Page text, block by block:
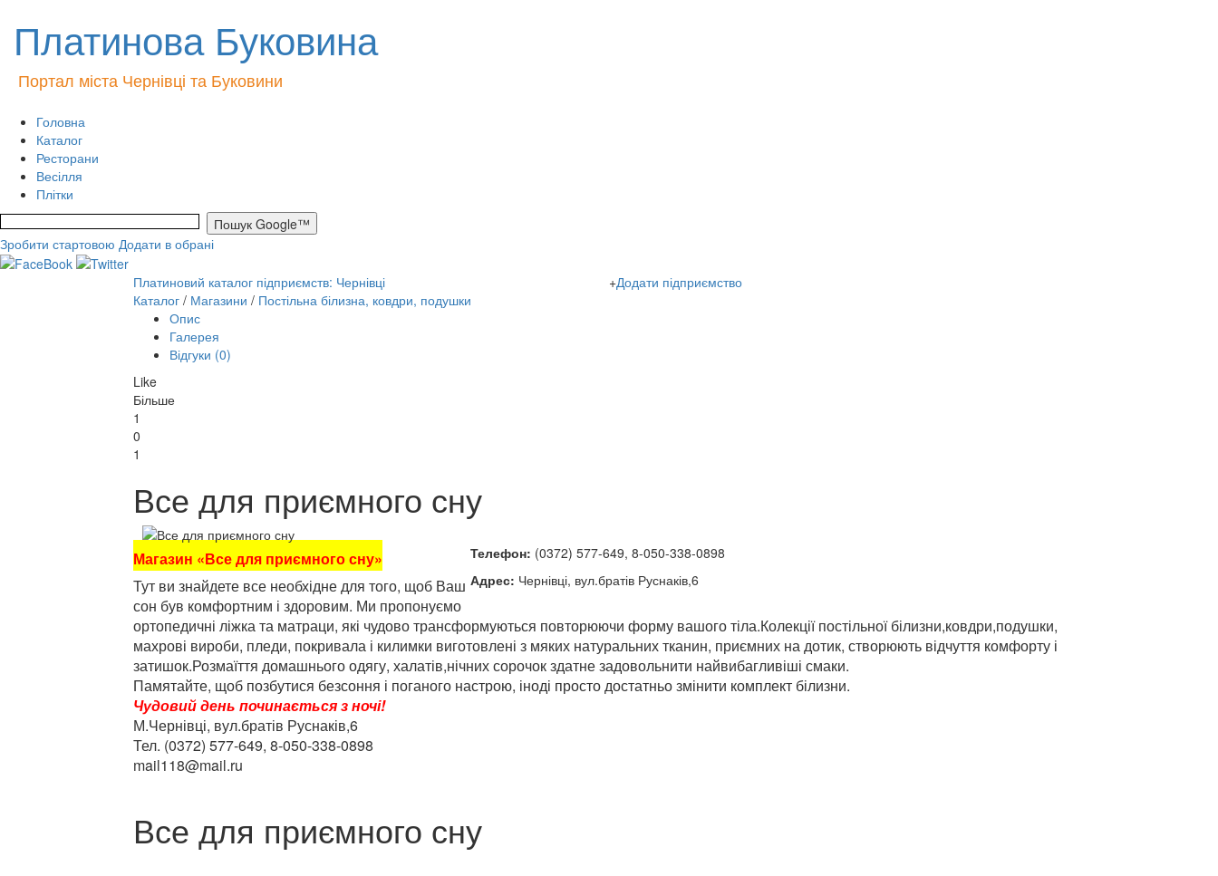
Платинова Буковина
Портал міста Чернівці та Буковини
Головна
Каталог
Ресторани
Весілля
Плітки
Зробити стартовою Додати в обрані
Платиновий каталог підприємств: Чернівці +Додати підприємство
Каталог / Магазини / Постільна білизна, ковдри, подушки
Опис
Галерея
Відгуки (0)
Like
Більше
1
0
1
Все для приємного сну
Телефон: (0372) 577-649, 8-050-338-0898
Адрес: Чернівці, вул.братів Руснаків,6
Магазин «Все для приємного сну»
Тут ви знайдете все необхідне для того, щоб Ваш
сон був комфортним і здоровим. Ми пропонуємо
ортопедичні ліжка та матраци, які чудово трансформуються повторюючи форму вашого тіла.Колекції постільної білизни,ковдри,подушки,
махрові вироби, пледи, покривала і килимки виготовлені з мяких натуральних тканин, приємних на дотик, створюють відчуття комфорту і
затишок.Розмаїття домашнього одягу, халатів,нічних сорочок здатне задовольнити найвибагливіші смаки.
Памятайте, щоб позбутися безсоння і поганого настрою, іноді просто достатньо змінити комплект білизни.
Чудовий день починається з ночі!
М.Чернівці, вул.братів Руснаків,6
Тел. (0372) 577-649, 8-050-338-0898
mail118@mail.ru
Все для приємного сну